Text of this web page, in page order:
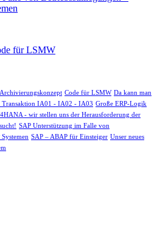
für LSMW
Archivierungskonzept Code für LSMW Da kann man
Transaktion IA01 - IA02 - IA03 Große ERP-Logik
- wir stellen uns der Herausforderung der
SAP Unterstützung im Falle von
SAP – ABAP für Einsteiger Unser neues